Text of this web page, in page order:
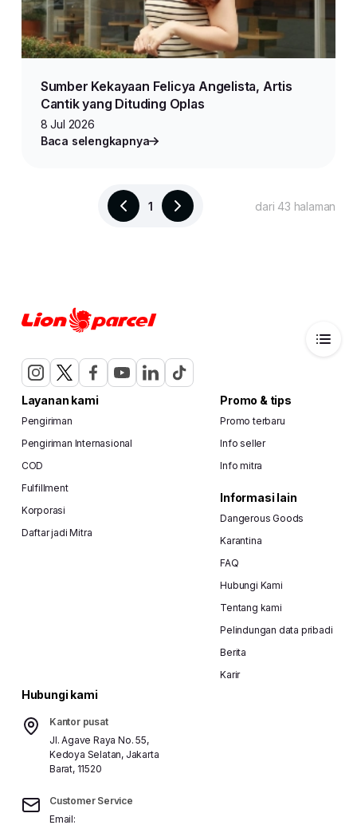
Sumber Kekayaan Felicya Angelista, Artis
Cantik yang Dituding Oplas
8 Jul 2026
Baca selengkapnya
1 dari 43 halaman
Layanan kami
Pengiriman
Pengiriman Internasional
COD
Fulfillment
Korporasi
Daftar jadi Mitra
Promo & tips
Promo terbaru
Info seller
Info mitra
Informasi lain
Dangerous Goods
Karantina
FAQ
Hubungi Kami
Tentang kami
Pelindungan data pribadi
Berita
Karir
Hubungi kami
Kantor pusat
Jl. Agave Raya No. 55,
Kedoya Selatan, Jakarta
Barat, 11520
Customer Service
Email: